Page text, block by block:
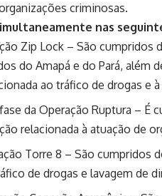
criminosas.
nas
Zip Lock – São
do Amapá e do Pará, além
ao tráfico de drogas e
da Operação Ruptura – É
relacionada à atuação de
Torre 8 – São cumpridos
de drogas e lavagem de